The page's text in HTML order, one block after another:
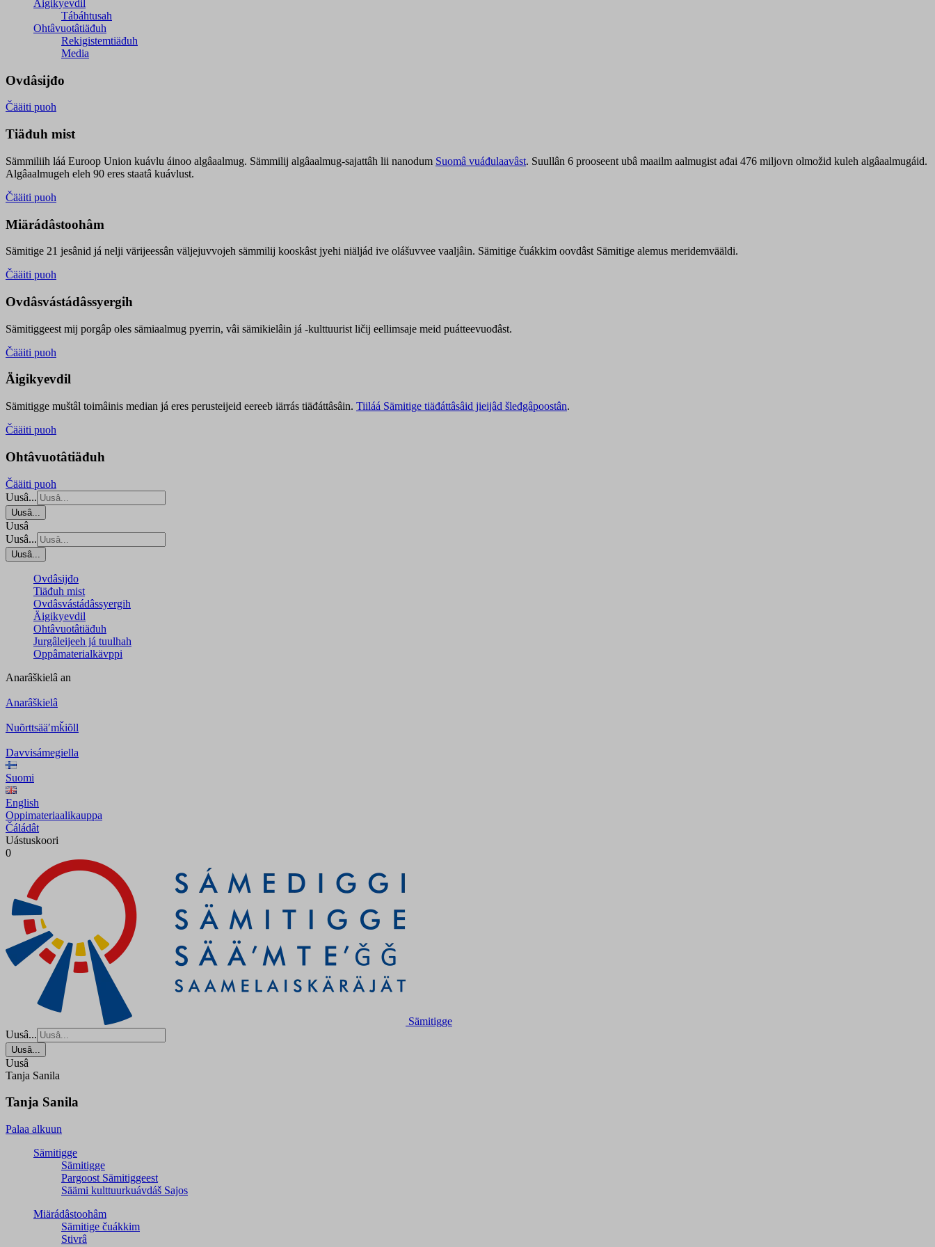
Äigikyevdil
Tábáhtusah
Ohtâvuotâtiäđuh
Rekigistemtiäđuh
Media
Ovdâsijđo
Čääiti puoh
Tiäđuh mist
Sämmiliih láá Euroop Union kuávlu áinoo algâaalmug. Sämmilij algâaalmug-sajattâh lii nanodum Suomâ vuáđulaavâst. Suullân 6 prooseent ubâ maailm aalmugist ađai 476 miljovn olmožid kuleh algâaalmugáid.
Algâaalmugeh eleh 90 eres staatâ kuávlust.
Čääiti puoh
Miärádâstoohâm
Sämitige 21 jesânid já nelji värijeessân väljejuvvojeh sämmilij kooskâst jyehi niäljád ive olášuvvee vaaljâin. Sämitige čuákkim oovdâst Sämitige alemus meridemvääldi.
Čääiti puoh
Ovdâsvástádâssyergih
Sämitiggeest mij porgâp oles sämiaalmug pyerrin, vâi sämikielâin já -kulttuurist ličij eellimsaje meid puátteevuođâst.
Čääiti puoh
Äigikyevdil
Sämitigge muštâl toimâinis median já eres perusteijeid eereeb iärrás tiäđáttâsâin. Tiiláá Sämitige tiäđáttâsâid jieijâd šleđgâpoostân.
Čääiti puoh
Ohtâvuotâtiäđuh
Čääiti puoh
Uusâ...
Uusâ...
Uusâ
Uusâ...
Uusâ...
Ovdâsijđo
Tiäđuh mist
Ovdâsvástádâssyergih
Äigikyevdil
Ohtâvuotâtiäđuh
Jurgâleijeeh já tuulhah
Oppâmaterialkävppi
Anarâškielâ an
Anarâškielâ
Nuõrttsääʹmǩiõll
Davvisámegiella
Suomi
English
Oppimateriaalikauppa
Čáládât
Uástuskoori
0
Sämitigge
Uusâ...
Uusâ...
Uusâ
Tanja Sanila
Tanja Sanila
Palaa alkuun
Sämitigge
Sämitigge
Pargoost Sämitiggeest
Säämi kulttuurkuávdáš Sajos
Miärádâstoohâm
Sämitige čuákkim
Stivrâ